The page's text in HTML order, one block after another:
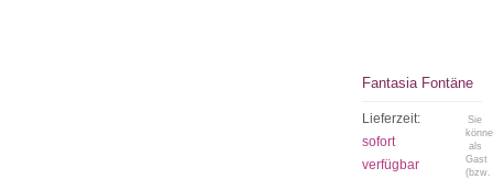
Fantasia Fontäne
Lieferzeit:
sofort
verfügbar
Sie
als
Gast
(bzw.